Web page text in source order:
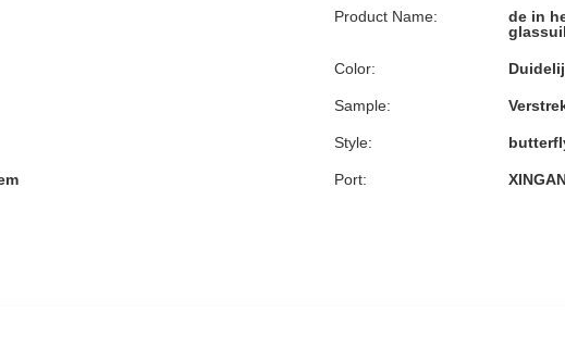
Product Name:
de in
Color:
Sample:
Style:
Port: